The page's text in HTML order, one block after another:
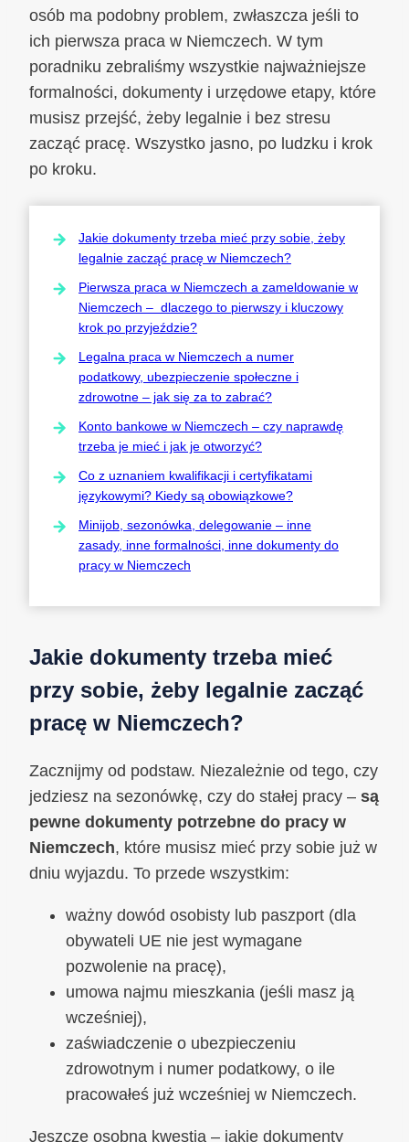
osób ma podobny problem, zwłaszcza jeśli to
ich pierwsza praca w Niemczech. W tym
poradniku zebraliśmy wszystkie najważniejsze
formalności, dokumenty i urzędowe etapy, które
musisz przejść, żeby legalnie i bez stresu
zacząć pracę. Wszystko jasno, po ludzku i krok
po kroku.
Jakie dokumenty trzeba mieć przy sobie, żeby
legalnie zacząć pracę w Niemczech?
Pierwsza praca w Niemczech a zameldowanie w
Niemczech – dlaczego to pierwszy i kluczowy
krok po przyjeździe?
Legalna praca w Niemczech a numer
podatkowy, ubezpieczenie społeczne i
zdrowotne – jak się za to zabrać?
Konto bankowe w Niemczech – czy naprawdę
trzeba je mieć i jak je otworzyć?
Co z uznaniem kwalifikacji i certyfikatami
językowymi? Kiedy są obowiązkowe?
Minijob, sezonówka, delegowanie – inne
zasady, inne formalności, inne dokumenty do
pracy w Niemczech
Jakie dokumenty trzeba mieć
przy sobie, żeby legalnie zacząć
pracę w Niemczech?
Zacznijmy od podstaw. Niezależnie od tego, czy
jedziesz na sezonówkę, czy do stałej pracy – są
pewne dokumenty potrzebne do pracy w
Niemczech, które musisz mieć przy sobie już w
dniu wyjazdu. To przede wszystkim:
ważny dowód osobisty lub paszport (dla
obywateli UE nie jest wymagane
pozwolenie na pracę),
umowa najmu mieszkania (jeśli masz ją
wcześniej),
zaświadczenie o ubezpieczeniu
zdrowotnym i numer podatkowy, o ile
pracowałeś już wcześniej w Niemczech.
Jeszcze osobna kwestia – jakie dokumenty